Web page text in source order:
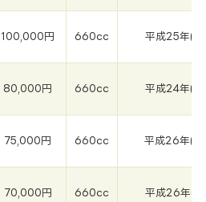
100,000円 660cc 平成25年
80,000円 660cc 平成24年
75,000円 660cc 平成26年
70,000円 660cc 平成26年